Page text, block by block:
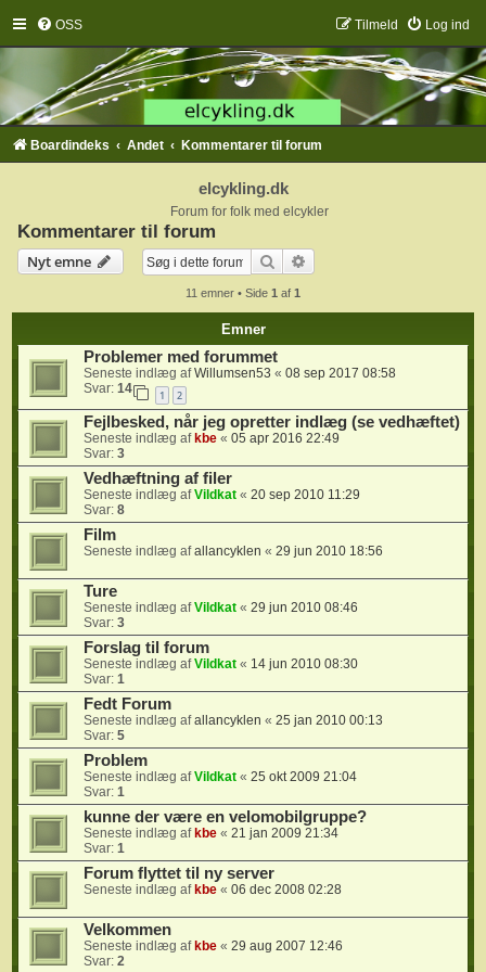
OSS Log ind
Tilmeld
Boardindeks Andet Kommentarer til forum
elcykling.dk
Forum for folk med elcykler
Kommentarer til forum
Nyt emne
Søg
11 emner • Side 1 af 1
Emner
Problemer med forummet
Seneste indlæg afWillumsen53 « 08 sep 2017 08:58
Svar: 14 1 2
Fejlbesked, når jeg opretter indlæg (se vedhæftet)
Seneste indlæg af kbe « 05 apr 2016 22:49
Svar: 3
Vedhæftning af filer
Seneste indlæg afVildkat « 20 sep 2010 11:29
Svar: 8
Film
Seneste indlæg afallancyklen « 29 jun 2010 18:56
Ture
Seneste indlæg afVildkat « 29 jun 2010 08:46
Svar: 3
Forslag til forum
Seneste indlæg afVildkat « 14 jun 2010 08:30
Svar: 1
Fedt Forum
Seneste indlæg afallancyklen « 25 jan 2010 00:13
Svar: 5
Problem
Seneste indlæg afVildkat « 25 okt 2009 21:04
Svar: 1
kunne der være en velomobilgruppe?
Seneste indlæg af kbe « 21 jan 2009 21:34
Svar: 1
Forum flyttet til ny server
Seneste indlæg af kbe « 06 dec 2008 02:28
Velkommen
Seneste indlæg af kbe « 29 aug 2007 12:46
Svar: 2